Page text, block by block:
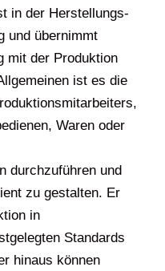
in der Herstellungs-
und übernimmt
mit der Produktion
ist es die
Waren oder
durchzuführen und
zu gestalten. Er
in
Standards
hinaus können